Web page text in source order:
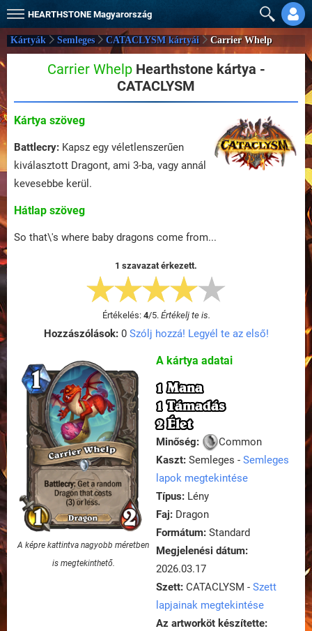
HEARTHSTONE Magyarország
Kártyák Semleges CATACLYSM kártyái Carrier Whelp
Carrier WhelpHearthstone kártya -
CATACLYSM
Kártya szöveg
Battlecry: Kapsz egy véletlenszerűen
kiválasztott Dragont, ami 3-ba, vagy annál
kevesebbe kerül.
Hátlap szöveg
So that\'s where baby dragons come from...
1 szavazat érkezett.
Értékelés: 4/5. Értékelj te is.
Hozzászólások:0 Szólj hozzá! Legyél te az első!
A képre kattintva nagyobb méretben
is megtekinthető.
A kártya adatai
1 Mana
1 Támadás
2 Élet
Minőség:
Common
Kaszt: Semleges - Semleges
lapok megtekintése
Típus: Lény
Faj: Dragon
Formátum: Standard
Megjelenési dátum:
2026.03.17
Szett: CATACLYSM - Szett
lapjainak megtekintése
Az artworköt készítette: